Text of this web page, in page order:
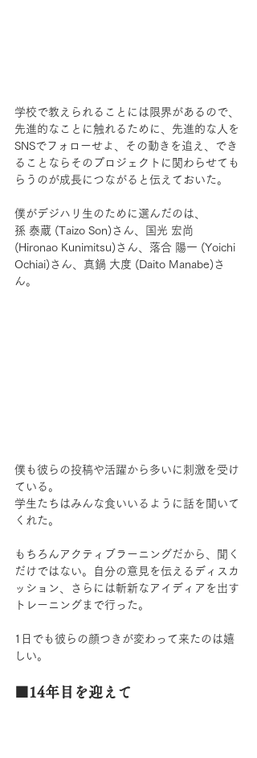
学校で教えられることには限界があるので、
先進的なことに触れるために、先進的な人を
SNSでフォローせよ、その動きを追え、でき
ることならそのプロジェクトに関わらせても
らうのが成長につながると伝えておいた。
僕がデジハリ生のために選んだのは、
孫 泰蔵 (Taizo Son)さん、国光 宏尚
(Hironao Kunimitsu)さん、落合 陽一 (Yoichi
Ochiai)さん、真鍋 大度 (Daito Manabe)さ
ん。
僕も彼らの投稿や活躍から多いに刺激を受け
ている。
学生たちはみんな食いいるように話を聞いて
くれた。
もちろんアクティブラーニングだから、聞く
だけではない。自分の意見を伝えるディスカ
ッション、さらには斬新なアイディアを出す
トレーニングまで行った。
1日でも彼らの顔つきが変わって来たのは嬉
しい。
■14年目を迎えて